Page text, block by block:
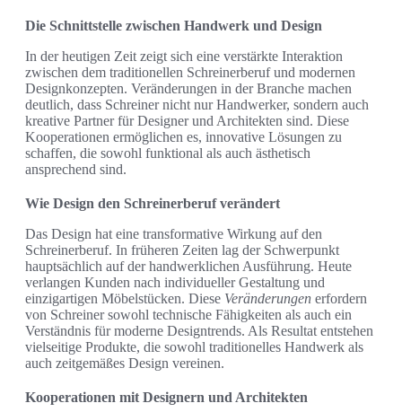
Die Schnittstelle zwischen Handwerk und Design
In der heutigen Zeit zeigt sich eine verstärkte Interaktion
zwischen dem traditionellen Schreinerberuf und modernen
Designkonzepten. Veränderungen in der Branche machen
deutlich, dass Schreiner nicht nur Handwerker, sondern auch
kreative Partner für Designer und Architekten sind. Diese
Kooperationen ermöglichen es, innovative Lösungen zu
schaffen, die sowohl funktional als auch ästhetisch
ansprechend sind.
Wie Design den Schreinerberuf verändert
Das Design hat eine transformative Wirkung auf den
Schreinerberuf. In früheren Zeiten lag der Schwerpunkt
hauptsächlich auf der handwerklichen Ausführung. Heute
verlangen Kunden nach individueller Gestaltung und
einzigartigen Möbelstücken. Diese Veränderungen erfordern
von Schreiner sowohl technische Fähigkeiten als auch ein
Verständnis für moderne Designtrends. Als Resultat entstehen
vielseitige Produkte, die sowohl traditionelles Handwerk als
auch zeitgemäßes Design vereinen.
Kooperationen mit Designern und Architekten